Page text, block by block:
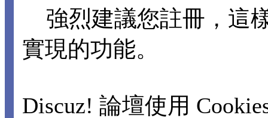
強烈建議您註冊，這
實現的功能。
Discuz! 論壇使用